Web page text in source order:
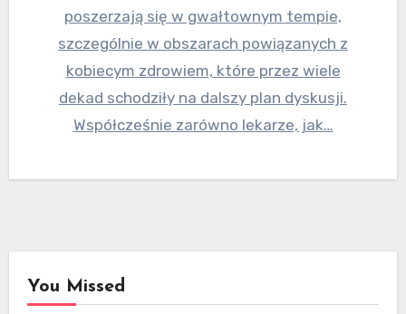
poszerzają się w gwałtownym tempie,
szczególnie w obszarach powiązanych z
kobiecym zdrowiem, które przez wiele
dekad schodziły na dalszy plan dyskusji.
Współcześnie zarówno lekarze, jak…
You Missed